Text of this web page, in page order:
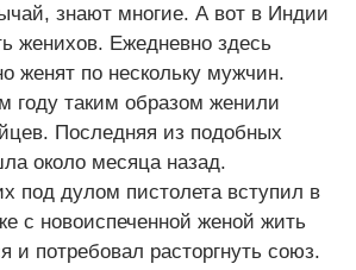
знают многие. А вот в Индии
женихов. Ежедневно здесь
женят по нескольку мужчин.
году таким образом женили
Последняя из подобных
около месяца назад.
под дулом пистолета вступил в
с новоиспеченной женой жить
и потребовал расторгнуть союз.